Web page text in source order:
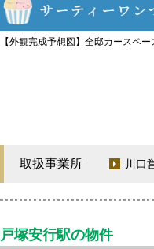
【外観完成予想図】全邸カースペ
取扱事業所 川口
戸塚安行駅の物件